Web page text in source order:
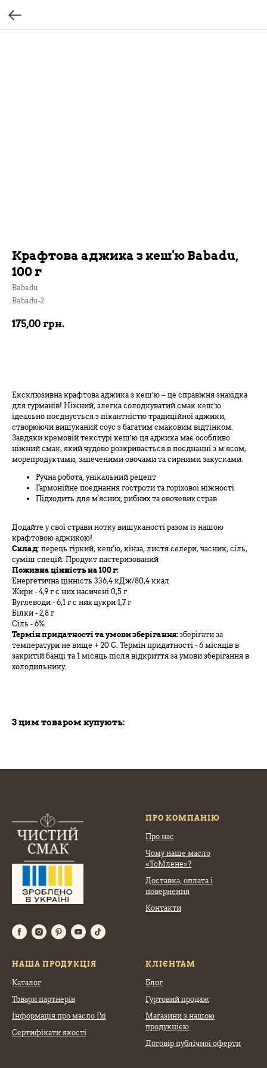
Крафтова аджика з кеш'ю Babadu,
100 г
Babadu
Babadu-2
175,00 грн.
Ексклюзивна крафтова аджика з кеш’ю – це справжня знахідка
для гурманів! Ніжний, злегка солодкуватий смак кеш’ю
ідеально поєднується з пікантністю традиційної аджики,
створюючи вишуканий соус з багатим смаковим відтінком.
Завдяки кремовій текстурі кеш’ю ця аджика має особливо
ніжний смак, який чудово розкривається в поєднанні з м’ясом,
морепродуктами, запеченими овочами та сирними закусками.
Ручна робота, унікальний рецепт
Гармонійне поєднання гостроти та горіхової ніжності
Підходить для м'ясних, рибних та овочевих страв
Додайте у свої страви нотку вишуканості разом із нашою
крафтовою аджикою!
Склад: перець гіркий, кеш'ю, кінза, листя селери, часник, сіль,
суміш спецій. Продукт пастеризований
Поживна цінність на 100 г:
Енергетична цінність 336,4 кДж/80,4 ккал
Жири - 4,9 г с них насичені 0,5 г
Вуглеводи - 6,1 г с них цукри 1,7 г
Білки - 2,8 г
Сіль - 6%
Термін придатності та умови зберігання:зберігати за
температури не вище + 20 С. Термін придатності - 6 місяців в
закритій банці та 1 місяць після відкриття за умови зберігання в
холодильнику.
З цим товаром купують:
ПРО КОМПАНІЮ
Про нас
Чому наше масло
«ТоМлене»?
Доставка, оплата і
повернення
Контакти
НАША ПРОДУКЦІЯ
Каталог
Товари партнерів
Інформація про масло Гхі
Сертифікати якості
КЛІЄНТАМ
Блог
Гуртовий продаж
Магазини з нашою
продукцією
Договір публічної оферти